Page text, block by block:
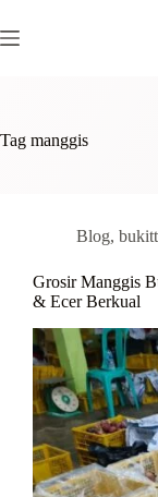
to
content
Tag manggis
Blog,
Grosir Manggis
& Ecer Berkual